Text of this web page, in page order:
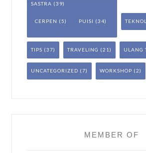
SASTRA (39)
CERPEN (5) PUISI (34)
TIPS (37) TRAVELING (21) ULANG
UNCATEGORIZED (7) WORKSHOP (2)
MEMBER OF